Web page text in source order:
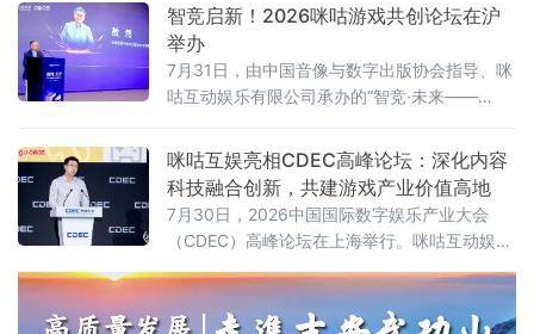
净值决策者到场参与，覆盖制造、ICT、消费、
医疗、金融等关键领域。盛夏的上海，WAIC展
览馆人潮涌动，而企业家论坛的会场内同样座
无虚席。
智竞启新！2026咪咕游戏共创论坛在沪
举办
7月31日，由中国音像与数字出版协会指导、咪
咕互动娱乐有限公司承办的“智竞·未来——
局推动高品质益智健
咪咕互娱亮相CDEC高峰论坛：深化内容
科技融合创新，共建游戏产业价值高地
7月30日，2026中国国际数字娱乐产业大会
（CDEC）高峰论坛在上海举行。咪咕互动娱乐
席论坛并发表题为《深化内容科技融合创新 共
建游戏产业价值高地》的主旨演讲，分享了咪